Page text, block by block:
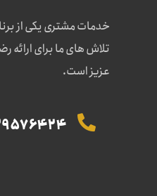
خدمات مشتری یکی از
تلاش های ما برای
عزیز است.